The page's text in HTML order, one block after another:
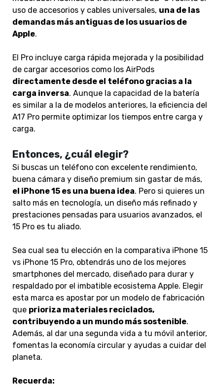
uso de accesorios y cables universales, una de las
demandas más antiguas de los usuarios de
Apple.
El Pro incluye carga rápida mejorada y la posibilidad
de cargar accesorios como los AirPods
directamente desde el teléfono gracias a la
carga inversa. Aunque la capacidad de la batería
es similar a la de modelos anteriores, la eficiencia del
A17 Pro permite optimizar los tiempos entre carga y
carga.
Entonces, ¿cuál elegir?
Si buscas un teléfono con excelente rendimiento,
buena cámara y diseño premium sin gastar de más,
el iPhone 15 es una buena idea. Pero si quieres un
salto más en tecnología, un diseño más refinado y
prestaciones pensadas para usuarios avanzados, el
15 Pro es tu aliado.
Sea cual sea tu elección en la comparativa iPhone 15
vs iPhone 15 Pro, obtendrás uno de los mejores
smartphones del mercado, diseñado para durar y
respaldado por el imbatible ecosistema Apple. Elegir
esta marca es apostar por un modelo de fabricación
que prioriza materiales reciclados,
contribuyendo a un mundo más sostenible.
Además, al dar una segunda vida a tu móvil anterior,
fomentas la economía circular y ayudas a cuidar del
planeta.
Recuerda: